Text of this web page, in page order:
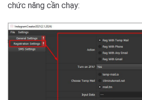
chức năng cần chạy: